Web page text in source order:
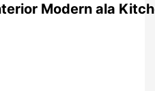
Modern ala